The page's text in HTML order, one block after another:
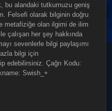
bu alandaki tutkumuzu geniş
Felsefi olarak bilginin doğru
metafiziğe olan ilgimi de ilim
çalışan her şey hakkında
sevenlerle bilgi paylaşımı
bilgi için
edebilirsiniz. Çağrı Kodu:
Swish_+